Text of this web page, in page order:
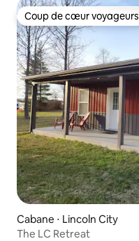
Coup de cœur voyageurs
Coup de cœur voyageurs
Cabane ⋅ Lincoln City
The LC Retreat